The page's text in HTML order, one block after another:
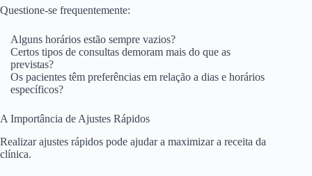
Questione-se frequentemente:
Alguns horários estão sempre vazios?
Certos tipos de consultas demoram mais do que as
previstas?
Os pacientes têm preferências em relação a dias e horários
específicos?
A Importância de Ajustes Rápidos
Realizar ajustes rápidos pode ajudar a maximizar a receita da
clínica.